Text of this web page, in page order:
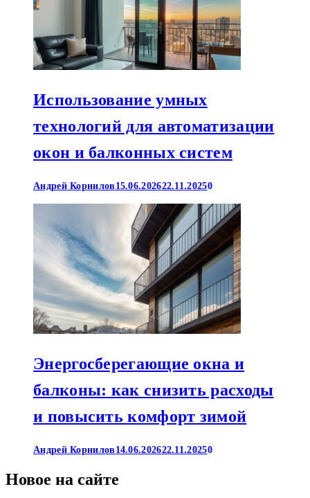
Использование умных
технологий для автоматизации
окон и балконных систем
Андрей Корнилов 15.06.202622.11.20250
Энергосберегающие окна и
балконы: как снизить расходы
и повысить комфорт зимой
Андрей Корнилов 14.06.202622.11.20250
Новое на сайте